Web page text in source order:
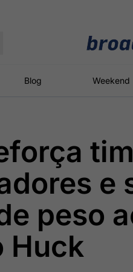
Blog Weekend
Político
Os bastidores da
política em
tempo real
Energia
O setor de
energia elétrica
no Brasil
e
peso
Huck